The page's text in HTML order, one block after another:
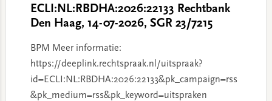
ECLI:NL:RBDHA:2026:22133 Rechtbank
Den Haag, 14-07-2026, SGR 23/7215
BPM Meer informatie:
https://deeplink.rechtspraak.nl/uitspraak?
id=ECLI:NL:RBDHA:2026:22133&pk_campaign=rss
&pk_medium=rss&pk_keyword=uitspraken